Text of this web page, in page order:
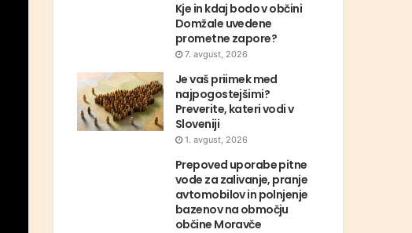
Kje in kdaj bodo v občini
Domžale uvedene
prometne zapore?
7. avgust, 2026
Je vaš priimek med
najpogostejšimi?
Preverite, kateri vodi v
Sloveniji
1. avgust, 2026
Prepoved uporabe pitne
vode za zalivanje, pranje
avtomobilov in polnjenje
bazenov na območju
občine Moravče